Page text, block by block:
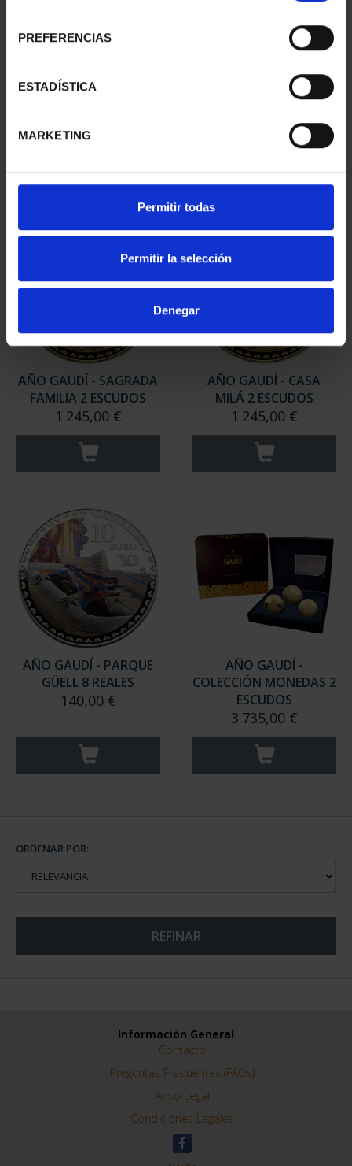
PREFERENCIAS
ESTADÍSTICA
MARKETING
Permitir todas
Permitir la selección
Denegar
AÑO GAUDÍ - SAGRADA
4.280,00 €
AÑO GAUDÍ - SAGRADA
140,00 €
AÑO GAUDÍ - SAGRADA
FAMILIA 2 ESCUDOS
1.245,00 €
AÑO GAUDÍ - CASA
MILÁ 2 ESCUDOS
1.245,00 €
AÑO GAUDÍ - PARQUE
GÜELL 8 REALES
140,00 €
AÑO GAUDÍ -
COLECCIÓN MONEDAS 2
ESCUDOS
3.735,00 €
ORDENAR POR:
REFINAR
Información General
Contacto
Preguntas Frequentes (FAQs)
Aviso Legal
Condiciones Legales